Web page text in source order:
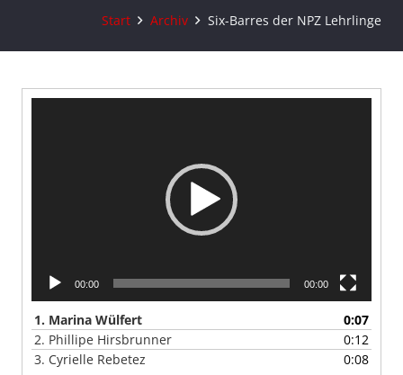
Start Archiv Six-Barres der NPZ Lehrlinge
00:00 00:00
1. Marina Wülfert
0:07
2. Phillipe Hirsbrunner
0:12
3. Cyrielle Rebetez 0:08